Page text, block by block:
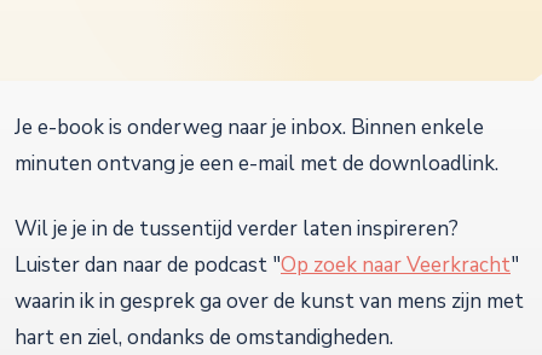
Je e-book is onderweg naar je inbox. Binnen enkele
minuten ontvang je een e-mail met de downloadlink.
Wil je je in de tussentijd verder laten inspireren?
Luister dan naar de podcast "Op zoek naar Veerkracht"
waarin ik in gesprek ga over de kunst van mens zijn met
hart en ziel, ondanks de omstandigheden.